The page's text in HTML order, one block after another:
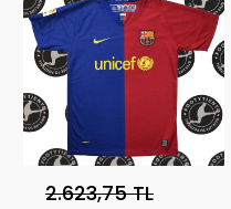
2.623,75 TL